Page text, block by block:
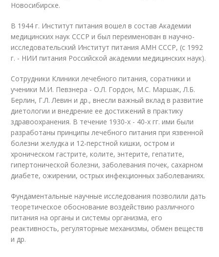
Новосибирске.
В 1944 г. Институт питания вошел в состав Академии
медицинских наук СССР и был переименован в научно-
исследовательский Институт питания АМН СССР, (с 1992
г. - НИИ питания Российской академии медицинских наук).
Сотрудники Клиники лечебного питания, соратники и
ученики М.И. Певзнера - О.Л. Гордон, М.С. Маршак, Л.Б.
Берлин, Г.Л. Левин и др., внесли важный вклад в развитие
диетологии и внедрение ее достижений в практику
здравоохранения. В течение 1930-х - 40-х гг. ими были
разработаны принципы лечебного питания при язвенной
болезни желудка и 12-перстной кишки, остром и
хроническом гастрите, колите, энтерите, гепатите,
гипертонической болезни, заболевания почек, сахарном
диабете, ожирении, острых инфекционных заболеваниях.
Фундаментальные научные исследования позволили дать
теоретическое обоснование воздействию различного
питания на органы и системы организма, его
реактивность, регуляторные механизмы, обмен веществ
и др.